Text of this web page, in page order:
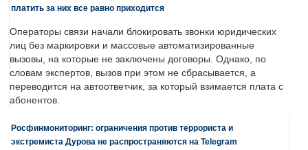
платить за них все равно приходится
Операторы связи начали блокировать звонки юридических
лиц без маркировки и массовые автоматизированные
вызовы, на которые не заключены договоры. Однако, по
словам экспертов, вызов при этом не сбрасывается, а
переводится на автоответчик, за который взимается плата с
абонентов.
Росфинмониторинг: ограничения против террориста и
экстремиста Дурова не распространяются на Telegram